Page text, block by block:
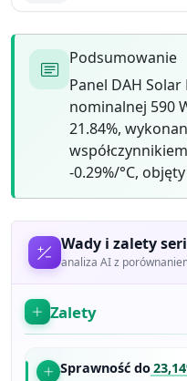
Podsumowanie
Panel DAH
nominalnej 590
21.84%,
-0.29%/°C,
Wady i zalety
analiza AI z
Zalety
Sprawność do